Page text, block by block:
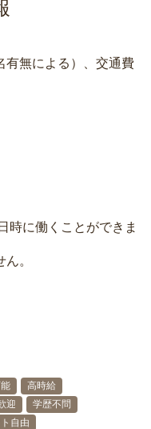
有無による）、交通費
時に働くことができま
。
高時給
迎
学歴不問
自由